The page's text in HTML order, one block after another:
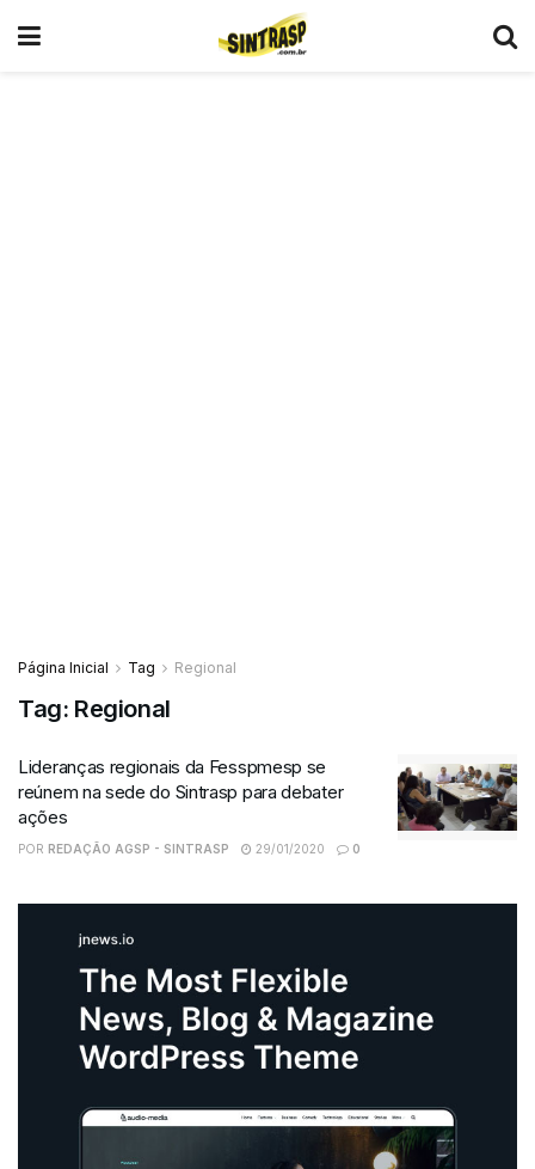
Página Inicial Tag Regional
Tag: Regional
Lideranças regionais da Fesspmesp se
reúnem na sede do Sintrasp para debater
ações
POR REDAÇÃO AGSP - SINTRASP 29/01/2020 0